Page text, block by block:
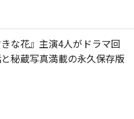
きな花』主演4人がドラマ回
秘蔵写真満載の永久保存版